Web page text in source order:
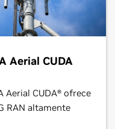
Aerial CUDA
Aerial CUDA® ofrece
RAN altamente